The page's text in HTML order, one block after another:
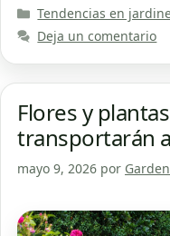
Categorías
Tendencias en
Deja un comentario
Flores y
transportarán
mayo 9, 2026 por